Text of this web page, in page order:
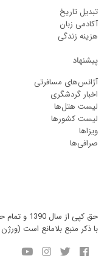
تبدیل تاریخ
آکادمی زبان
هزینه زندگی
پیشنهاد
آژانس‌های مسافرتی
اخبار گردشگری
لیست هتل‌ها
لیست کشورها
ویزاها
صرافی‌ها
حق کپی
با ذکر منبع بلامانع است (ورژن